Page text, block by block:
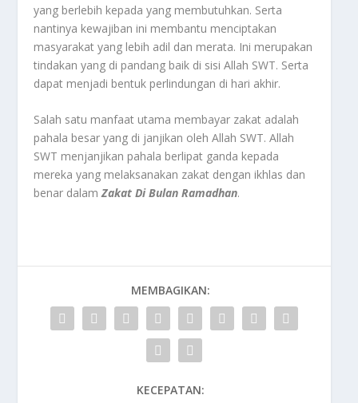
yang berlebih kepada yang membutuhkan. Serta
nantinya kewajiban ini membantu menciptakan
masyarakat yang lebih adil dan merata. Ini merupakan
tindakan yang di pandang baik di sisi Allah SWT. Serta
dapat menjadi bentuk perlindungan di hari akhir.
Salah satu manfaat utama membayar zakat adalah
pahala besar yang di janjikan oleh Allah SWT. Allah
SWT menjanjikan pahala berlipat ganda kepada
mereka yang melaksanakan zakat dengan ikhlas dan
benar dalam Zakat Di Bulan Ramadhan.
MEMBAGIKAN:
KECEPATAN: